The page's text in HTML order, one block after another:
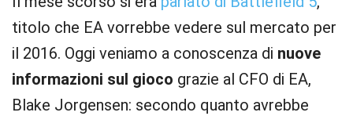
titolo che EA vorrebbe vedere sul mercato per
il 2016. Oggi veniamo a conoscenza di nuove
informazioni sul gioco grazie al CFO di EA,
Blake Jorgensen: secondo quanto avrebbe